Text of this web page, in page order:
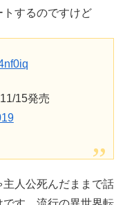
するのですけど
15発売
人公死んだままで話